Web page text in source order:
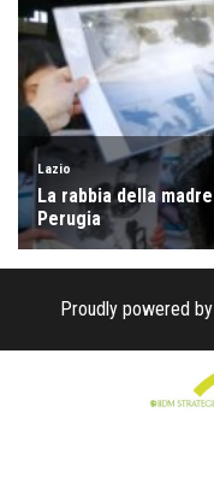
Proudly powered by